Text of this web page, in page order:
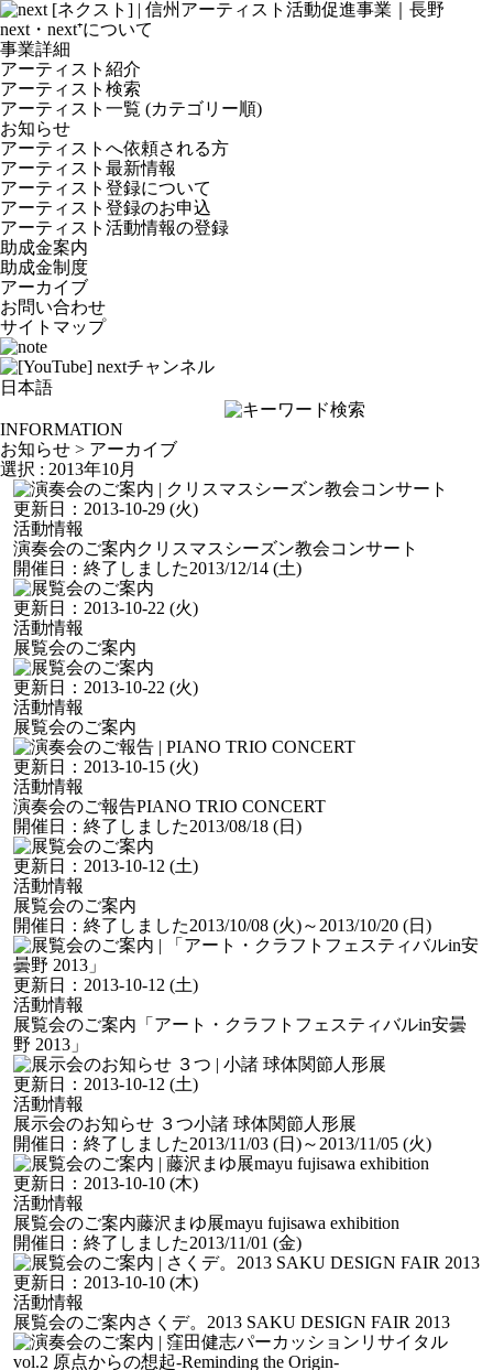
next・next⁺について
事業詳細
アーティスト紹介
アーティスト検索
アーティスト一覧 (カテゴリー順)
お知らせ
アーティストへ依頼される方
アーティスト最新情報
アーティスト登録について
アーティスト登録のお申込
アーティスト活動情報の登録
助成金案内
助成金制度
アーカイブ
お問い合わせ
サイトマップ
INFORMATION
お知らせ > アーカイブ
選択 : 2013年10月
更新日： 2013-10-29 (火)
活動情報
演奏会のご案内クリスマスシーズン教会コンサート
開催日： 終了しました2013/12/14 (土)
更新日： 2013-10-22 (火)
活動情報
展覧会のご案内
更新日： 2013-10-22 (火)
活動情報
展覧会のご案内
更新日： 2013-10-15 (火)
活動情報
演奏会のご報告PIANO TRIO CONCERT
開催日： 終了しました2013/08/18 (日)
更新日： 2013-10-12 (土)
活動情報
展覧会のご案内
開催日： 終了しました2013/10/08 (火)～2013/10/20 (日)
更新日： 2013-10-12 (土)
活動情報
展覧会のご案内 「アート・クラフトフェスティバルin安曇
野 2013」
更新日： 2013-10-12 (土)
活動情報
展示会のお知らせ ３つ小諸 球体関節人形展
開催日： 終了しました2013/11/03 (日)～2013/11/05 (火)
更新日： 2013-10-10 (木)
活動情報
展覧会のご案内藤沢まゆ展mayu fujisawa exhibition
開催日： 終了しました2013/11/01 (金)
更新日： 2013-10-10 (木)
活動情報
展覧会のご案内さくデ。2013 SAKU DESIGN FAIR 2013